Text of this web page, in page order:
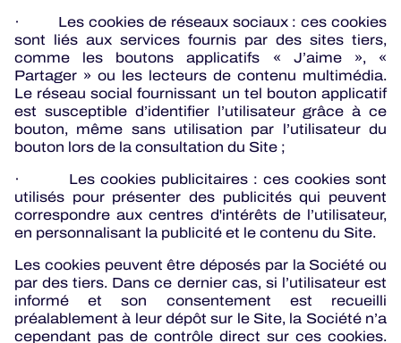
· Les cookies de réseaux sociaux : ces cookies
sont liés aux services fournis par des sites tiers,
comme les boutons applicatifs « J’aime », «
Partager » ou les lecteurs de contenu multimédia.
Le réseau social fournissant un tel bouton applicatif
est susceptible d’identifier l’utilisateur grâce à ce
bouton, même sans utilisation par l’utilisateur du
bouton lors de la consultation du Site ;
· Les cookies publicitaires : ces cookies sont
utilisés pour présenter des publicités qui peuvent
correspondre aux centres d'intérêts de l’utilisateur,
en personnalisant la publicité et le contenu du Site.
Les cookies peuvent être déposés par la Société ou
par des tiers. Dans ce dernier cas, si l’utilisateur est
informé et son consentement est recueilli
préalablement à leur dépôt sur le Site, la Société n’a
cependant pas de contrôle direct sur ces cookies.